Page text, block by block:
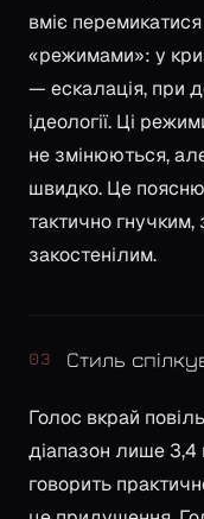
вміє
«режимами»: у
— ескалація, при
ідеології. Ці
не змінюються,
швидко. Це
тактично
закостенілим.
03 Стиль
Голос вкрай
діапазон лише 3,4
говорить